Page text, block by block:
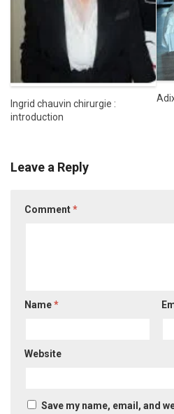
Ingrid chauvin chirurgie :
introduction
Leave a Reply
Comment*
Name*
Website
Save my name, email, and